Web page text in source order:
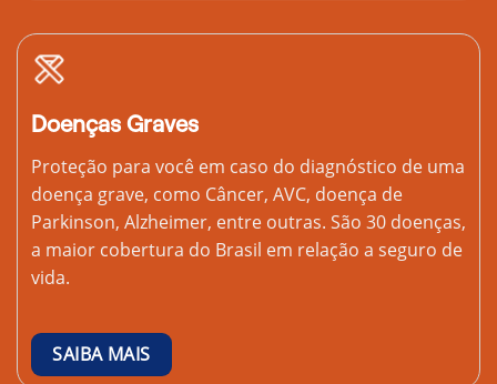
Doenças Graves
Proteção para você em caso do diagnóstico de uma
doença grave, como Câncer, AVC, doença de
Parkinson, Alzheimer, entre outras. São 30 doenças,
a maior cobertura do Brasil em relação a seguro de
vida.
SAIBA MAIS